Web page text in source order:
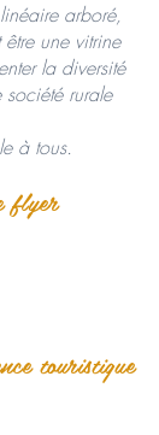
arboré,
une vitrine
la diversité
société rurale
à tous.
flyer
touristique